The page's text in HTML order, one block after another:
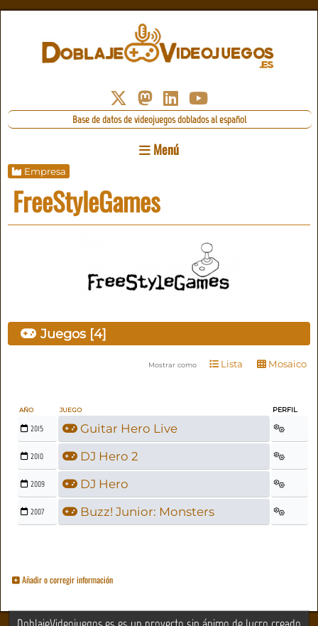
Base de datos de videojuegos doblados al español
Menú
Empresa
FreeStyleGames
Juegos [4]
Mostrar como Lista Mosaico
AÑO JUEGO PERFIL
2015 Guitar Hero Live
2010 DJ Hero 2
2009 DJ Hero
2007 Buzz! Junior: Monsters
Añadir o corregir información